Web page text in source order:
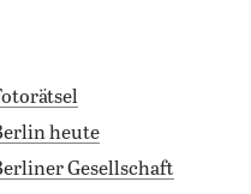
heute
Gesellschaft